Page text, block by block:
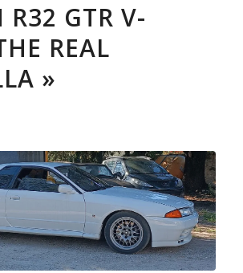
R32 GTR V-
REAL
»